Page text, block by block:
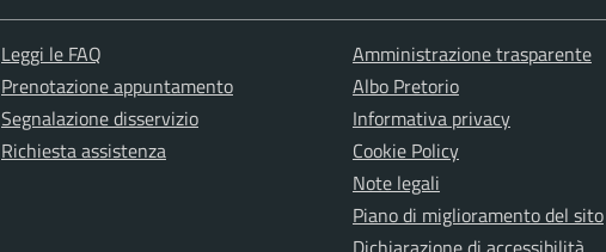
Leggi le FAQ
Prenotazione appuntamento
Segnalazione disservizio
Richiesta assistenza
Amministrazione trasparente
Albo Pretorio
Informativa privacy
Cookie Policy
Note legali
Piano di miglioramento del sito